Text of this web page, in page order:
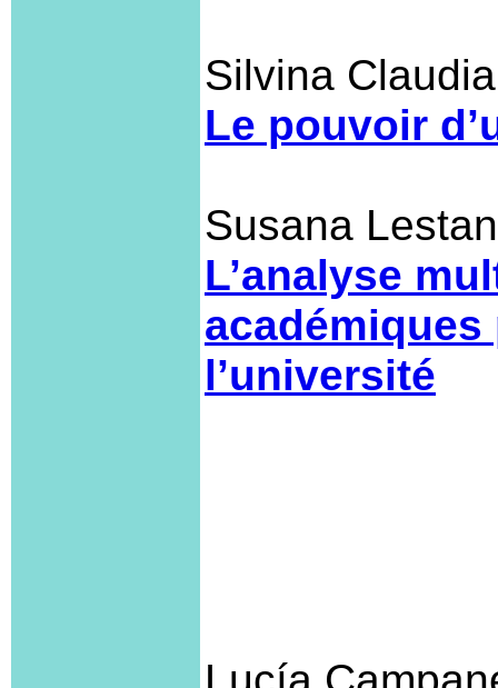
Silvina
Le pouvoir
Susana
L’analyse
académiques
l’université